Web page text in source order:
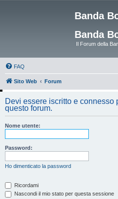
Banda
Banda
Il Forum della
FAQ
Sito Web Forum
Devi essere iscritto e connesso
questo forum.
Nome utente:
Password:
Ho dimenticato la password
Ricordami
Nascondi il mio stato per questa sessione